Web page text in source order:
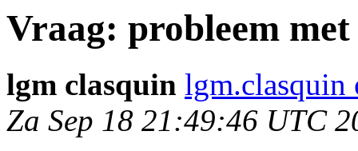
Vraag: probleem
lgm clasquin lgm.clasquin
Za Sep 18 21:49:46 UTC